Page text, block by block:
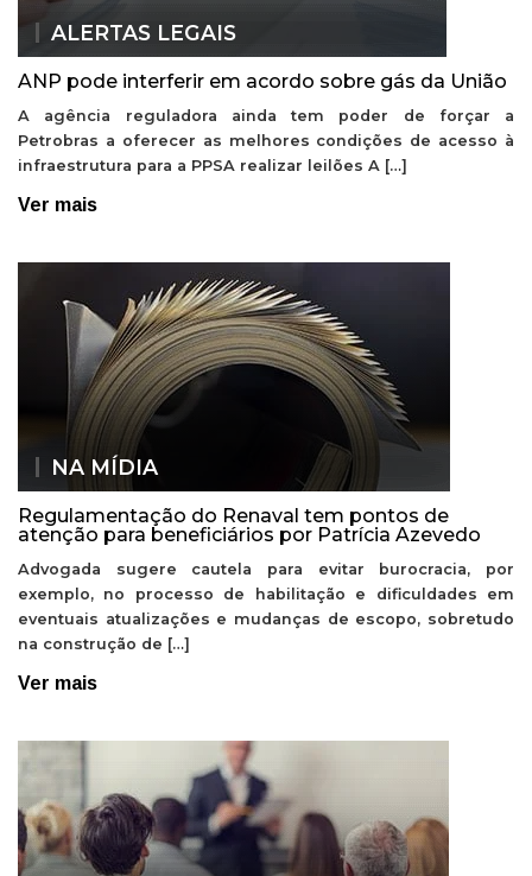
ALERTAS LEGAIS
ANP pode interferir em acordo sobre gás da União
A agência reguladora ainda tem poder de forçar a
Petrobras a oferecer as melhores condições de acesso à
infraestrutura para a PPSA realizar leilões A […]
Ver mais
NA MÍDIA
Regulamentação do Renaval tem pontos de
atenção para beneficiários por Patrícia Azevedo
Advogada sugere cautela para evitar burocracia, por
exemplo, no processo de habilitação e dificuldades em
eventuais atualizações e mudanças de escopo, sobretudo
na construção de […]
Ver mais